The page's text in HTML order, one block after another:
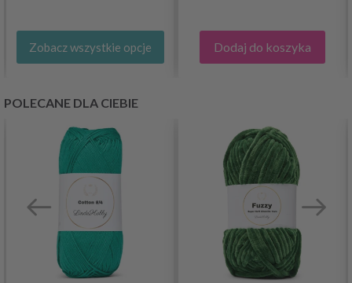
Zobacz wszystkie opcje Dodaj do koszyka
POLECANE DLA CIEBIE